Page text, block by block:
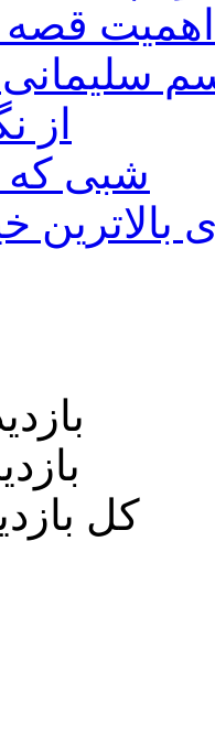
سلیمانی
از
شبی
کل بازدیدها: